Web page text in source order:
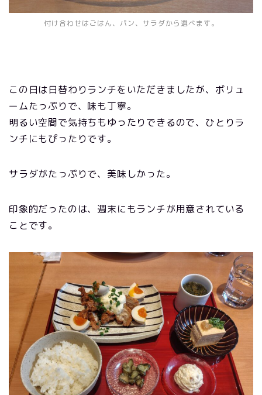
付け合わせはごはん、パン、サラダから選べます。
この日は日替わりランチをいただきましたが、ボリュ
ームたっぷりで、味も丁寧。
明るい空間で気持ちもゆったりできるので、ひとりラ
ンチにもぴったりです。
サラダがたっぷりで、美味しかった。
印象的だったのは、週末にもランチが用意されている
ことです。